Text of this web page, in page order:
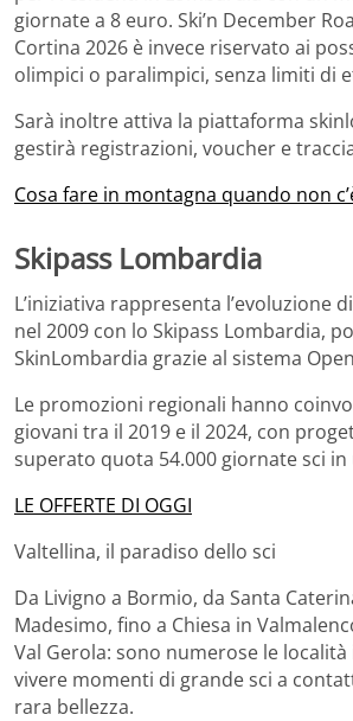
giornate a 8 euro. Ski’n December
Cortina 2026 è invece riservato ai
olimpici o paralimpici, senza limiti di
Sarà inoltre attiva la piattaforma
gestirà registrazioni, voucher e
Cosa fare in montagna quando non
Skipass Lombardia
L’iniziativa rappresenta l’evoluzione
nel 2009 con lo Skipass Lombardia,
SkinLombardia grazie al sistema
Le promozioni regionali hanno
giovani tra il 2019 e il 2024, con
superato quota 54.000 giornate sci
LE OFFERTE DI OGGI
Valtellina, il paradiso dello sci
Da Livigno a Bormio, da Santa
Madesimo, fino a Chiesa in
Val Gerola: sono numerose le
vivere momenti di grande sci a
rara bellezza.